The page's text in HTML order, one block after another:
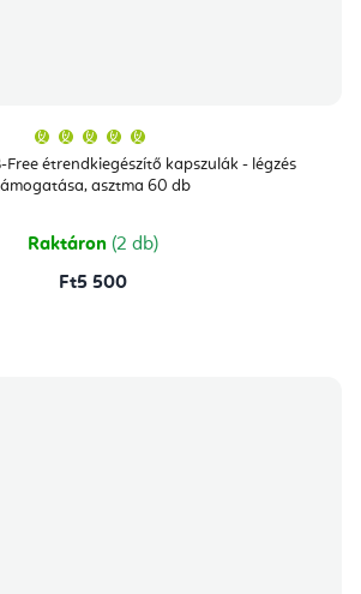
Free étrendkiegészítő kapszulák - légzés
asztma 60 db
átlagos
értékelése
5-
csillag.
Raktáron (2 db)
Ft5 500